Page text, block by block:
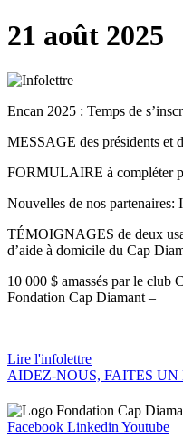
21 août 2025
Encan 2025 : Temps de
MESSAGE des présidents et
FORMULAIRE à compléter
Nouvelles de nos
TÉMOIGNAGES de deux
d’aide à domicile du Cap
10 000 $ amassés par le club
Fondation Cap Diamant –
Lire l'infolettre
AIDEZ-NOUS, FAITES UN
Facebook Linkedin Youtube